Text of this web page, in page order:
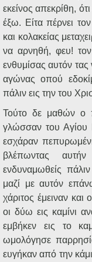
εκείνος απεκρίθη,
έξω. Είτα πέρνει
και κολακείας
να αρνηθή, φευ!
ενθυμίσας αυτόν τας
αγώνας οπού
πάλιν εις την του
Τούτο δε μαθών ο
γλώσσαν του Αγίου
εσχάραν
βλέπωντας αυτήν
ενδυναμωθείς
μαζί με αυτόν
χάριτος έμειναν
οι δύω εις καμίνι
εμβήκεν εις το
ωμολόγησε
ευγήκαν από την